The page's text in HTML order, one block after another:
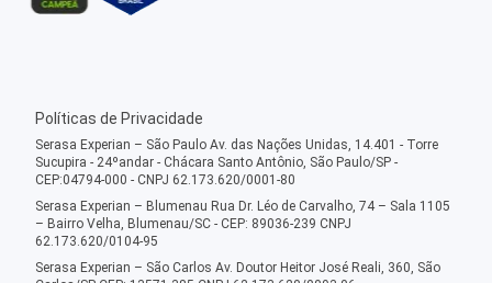
Políticas de Privacidade
Serasa Experian – São Paulo Av. das Nações Unidas, 14.401 - Torre
Sucupira - 24ºandar - Chácara Santo Antônio, São Paulo/SP -
CEP:04794-000 - CNPJ 62.173.620/0001-80
Serasa Experian – Blumenau Rua Dr. Léo de Carvalho, 74 – Sala 1105
– Bairro Velha, Blumenau/SC - CEP: 89036-239 CNPJ
62.173.620/0104-95
Serasa Experian – São Carlos Av. Doutor Heitor José Reali, 360, São